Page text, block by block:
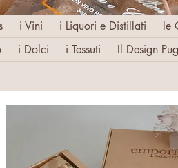
i Vini i Liquori e Distillati le
i Dolci i Tessuti Il Design